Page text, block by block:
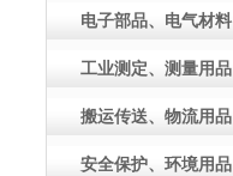
电子部品、电气材料
工业测定、测量用品
搬运传送、物流用品
安全保护、环境用品